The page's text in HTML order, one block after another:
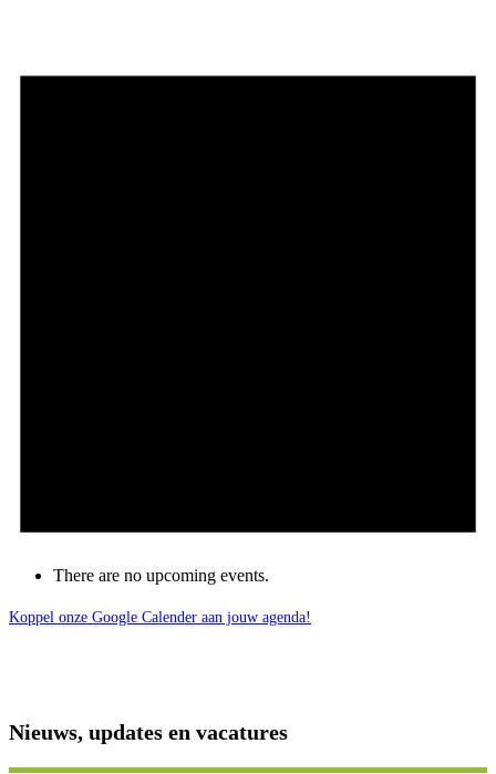
There are no upcoming events.
Koppel onze Google Calender aan jouw agenda!
Nieuws, updates en vacatures